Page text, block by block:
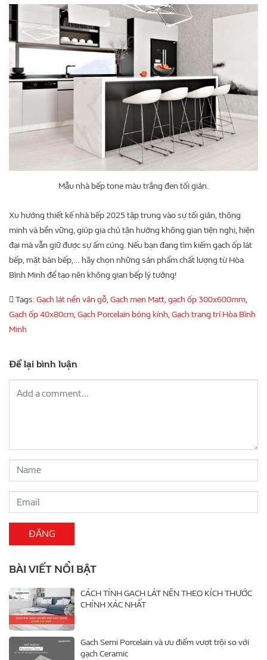
Mẫu nhà bếp tone màu trắng đen tối giản.
Xu hướng thiết kế nhà bếp 2025 tập trung vào sự tối giản, thông
minh và bền vững, giúp gia chủ tận hưởng không gian tiện nghi, hiện
đại mà vẫn giữ được sự ấm cúng. Nếu bạn đang tìm kiếm gạch ốp lát
bếp, mặt bàn bếp,… hãy chọn những sản phẩm chất lượng từ Hòa
Bình Minh để tạo nên không gian bếp lý tưởng!
Tags:Gạch lát nền vân gỗ,Gạch men Matt,gạch ốp 300x600mm,
Gạch ốp 40x80cm,Gạch Porcelain bóng kính,Gạch trang trí Hòa Bình
Minh
Để lại bình luận
BÀI VIẾT NỔI BẬT
CÁCH TÍNH GẠCH LÁT NỀN THEO KÍCH THƯỚC
CHÍNH XÁC NHẤT
Gạch Semi Porcelain và ưu điểm vượt trội so với
gạch Ceramic